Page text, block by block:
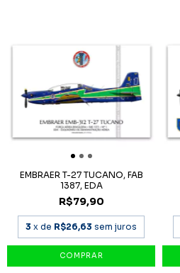
EMBRAER T-27 TUCANO, FAB
1387, EDA
R$79,90
3 x de R$26,63 sem juros